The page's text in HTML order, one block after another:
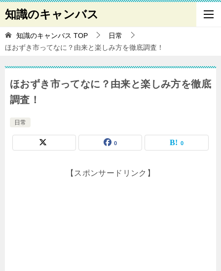
知識のキャンバス
知識のキャンバス TOP
日常
ほおずき市ってなに？由来と楽しみ方を徹底調査！
ほおずき市ってなに？由来と楽しみ方を徹底
調査！
日常
0 0
【スポンサードリンク】